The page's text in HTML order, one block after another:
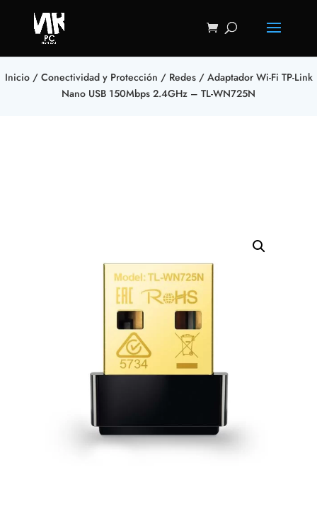
Inicio/ Conectividad y Protección / Redes/ Adaptador Wi-Fi TP-Link
Nano USB 150Mbps 2.4GHz – TL-WN725N